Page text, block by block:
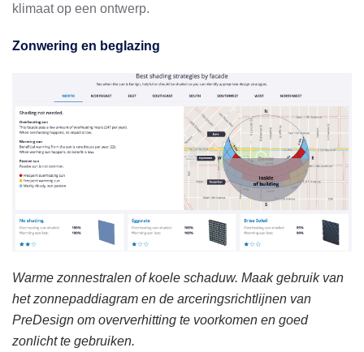
klimaat op een ontwerp.
Zonwering en beglazing
Warme zonnestralen of koele schaduw. Maak gebruik van
het zonnepaddiagram en de arceringsrichtlijnen van
PreDesign om oververhitting te voorkomen en goed
zonlicht te gebruiken.